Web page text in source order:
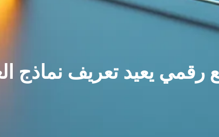
رقمي يعيد تعريف نماذج